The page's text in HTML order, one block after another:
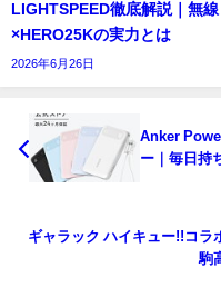
LIGHTSPEED徹底解説｜無線
×HERO25Kの実力とは
2026年6月26日
Anker
ー｜毎日持
ギャラック ハイキュー!!コラ
駒